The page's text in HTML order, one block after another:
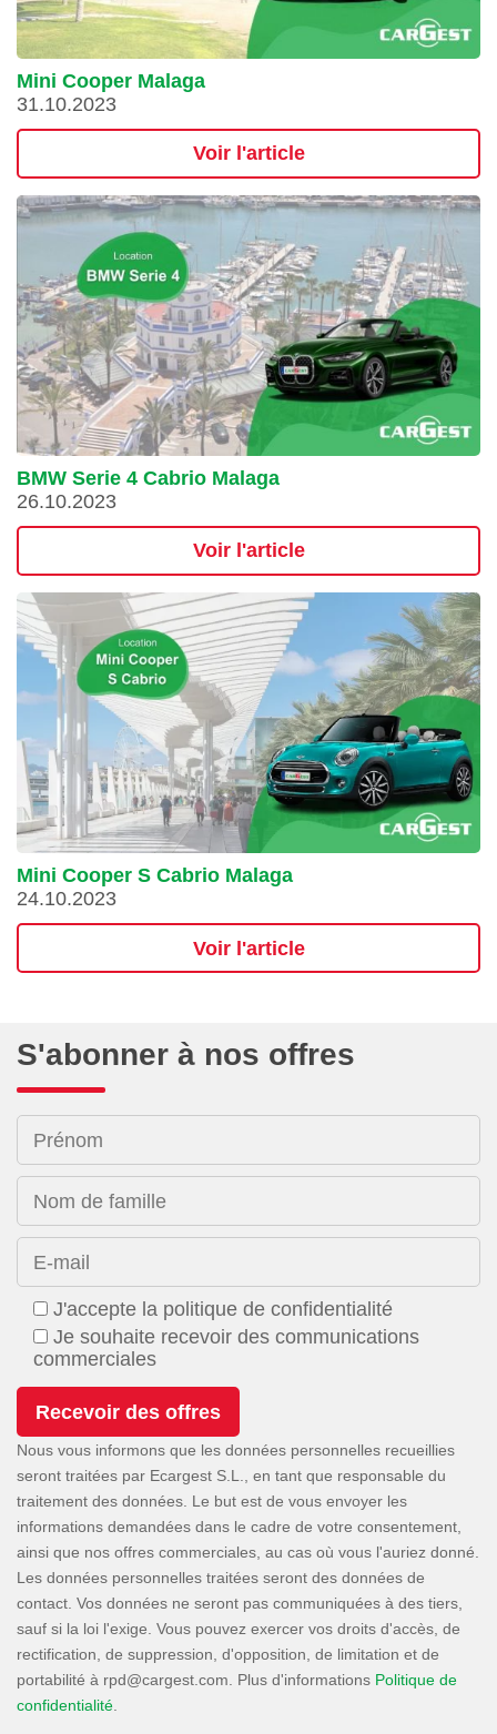
Mini Cooper Malaga
31.10.2023
Voir l'article
BMW Serie 4 Cabrio Malaga
26.10.2023
Voir l'article
Mini Cooper S Cabrio Malaga
24.10.2023
Voir l'article
S'abonner à nos offres
Prénom
Nom de famille
E-mail
J'accepte la politique de confidentialité
Je souhaite recevoir des communications
commerciales
Nous vous informons que les données personnelles recueillies
seront traitées par Ecargest S.L., en tant que responsable du
traitement des données. Le but est de vous envoyer les
informations demandées dans le cadre de votre consentement,
ainsi que nos offres commerciales, au cas où vous l'auriez donné.
Les données personnelles traitées seront des données de
contact. Vos données ne seront pas communiquées à des tiers,
sauf si la loi l'exige. Vous pouvez exercer vos droits d'accès, de
rectification, de suppression, d'opposition, de limitation et de
portabilité à
. Plus d'informations Politique de
confidentialité